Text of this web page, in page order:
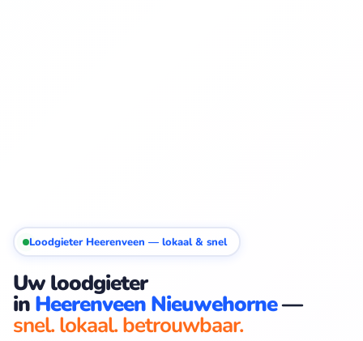
Loodgieter Heerenveen — lokaal & snel
Uw loodgieter
in Heerenveen Nieuwehorne—
snel. lokaal. betrouwbaar.